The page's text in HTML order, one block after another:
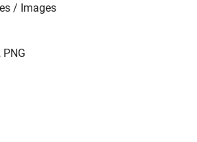
/ Images
PNG